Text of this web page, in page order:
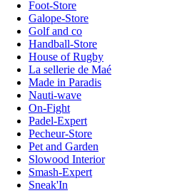
Foot-Store
Galope-Store
Golf and co
Handball-Store
House of Rugby
La sellerie de Maé
Made in Paradis
Nauti-wave
On-Fight
Padel-Expert
Pecheur-Store
Pet and Garden
Slowood Interior
Smash-Expert
Sneak'In